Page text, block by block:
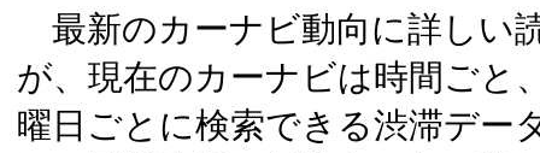
最新のカーナビ動向に詳しい
が、現在のカーナビは時間ごと
曜日ごとに検索できる渋滞デー